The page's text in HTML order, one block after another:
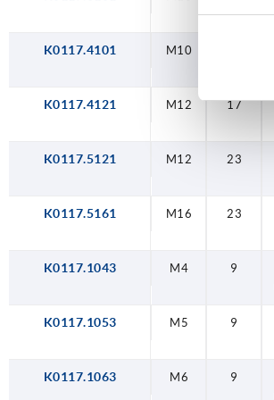
K0117.4101 M10
K0117.4121 M12 17
K0117.5121 M12 23
K0117.5161 M16 23
K0117.1043 M4 9
K0117.1053 M5 9
K0117.1063 M6 9